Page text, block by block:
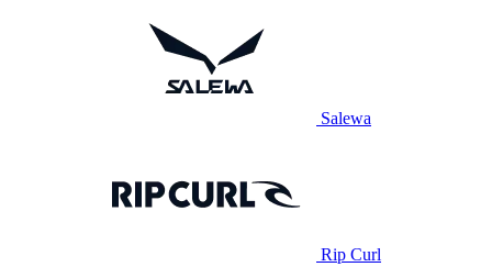
Salewa
Rip Curl